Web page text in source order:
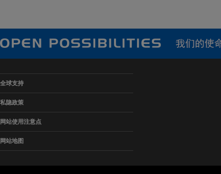
全球支持
私隐政策
网站使用注意点
网站地图